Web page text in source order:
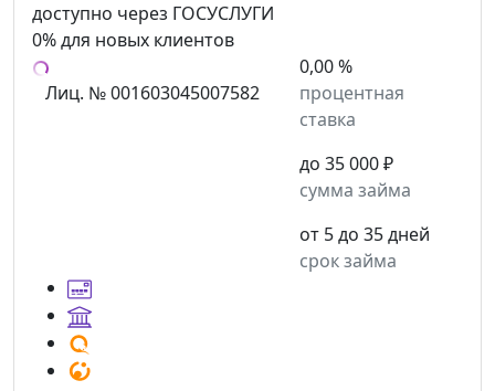
доступно через ГОСУСЛУГИ
0% для новых клиентов
Лиц. № 001603045007582
0,00 %
процентная
ставка
до 35 000 ₽
сумма займа
от 5 до 35 дней
срок займа